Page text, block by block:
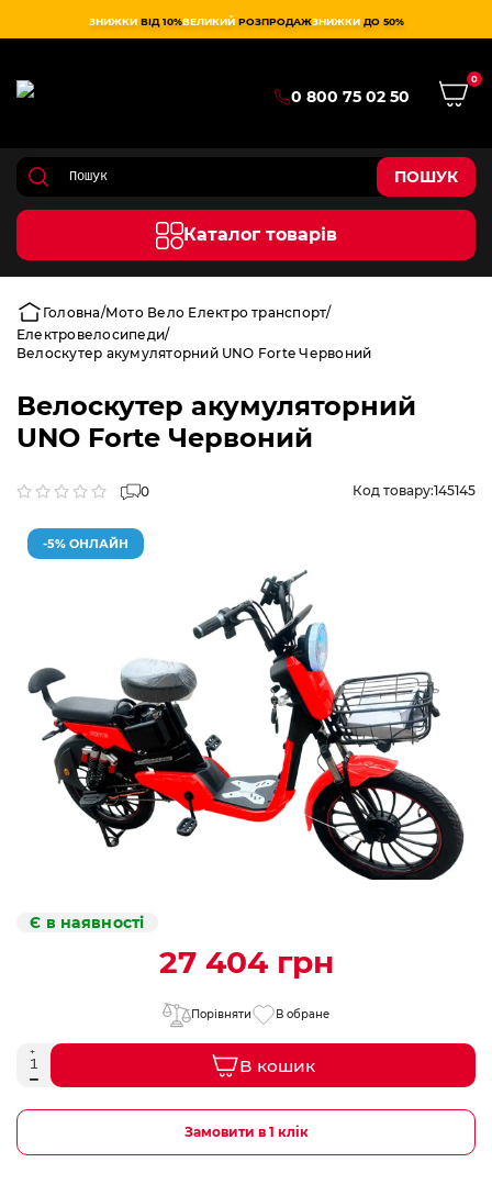
ЗНИЖКИ ВІД 10%ВЕЛИКИЙ РОЗПРОДАЖЗНИЖКИ ДО 50%
0 800 75 02 50
0
ПОШУК
Каталог товарів
Головна Мото Вело Електро транспорт
Електровелосипеди
Велоскутер акумуляторний UNO Forte Червоний
Велоскутер акумуляторний
UNO Forte Червоний
0 Код товару:145145
-5% ОНЛАЙН
Є в наявності
27 404 грн
Порівняти В обране
В кошик
Замовити в 1 клік